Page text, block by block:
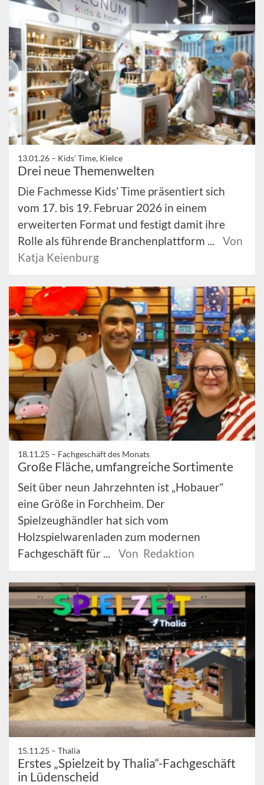
13.01.26 – Kids’ Time, Kielce
Drei neue Themenwelten
Die Fachmesse Kids’ Time präsentiert sich
vom 17. bis 19. Februar 2026 in einem
erweiterten Format und festigt damit ihre
Rolle als führende Branchenplattform ...
Von
Katja Keienburg
18.11.25 – Fachgeschäft des Monats
Große Fläche, umfangreiche Sortimente
Seit über neun Jahrzehnten ist „Hobauer“
eine Größe in Forchheim. Der
Spielzeughändler hat sich vom
Holzspielwarenladen zum modernen
Fachgeschäft für ...
Von Redaktion
15.11.25 – Thalia
Erstes „Spielzeit by Thalia“-Fachgeschäft
in Lüdenscheid